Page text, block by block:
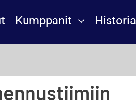
Kumppanit Historia